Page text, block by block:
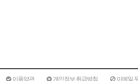
이용약관 개인정보 취급방침 이메일